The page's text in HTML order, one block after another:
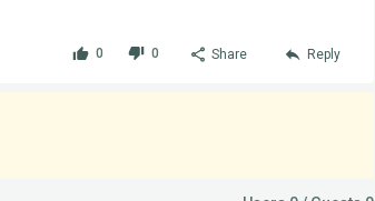
0 0 Share Reply